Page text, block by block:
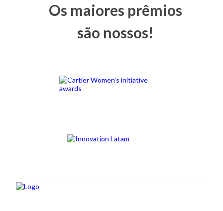
Os maiores prêmios
são nossos!